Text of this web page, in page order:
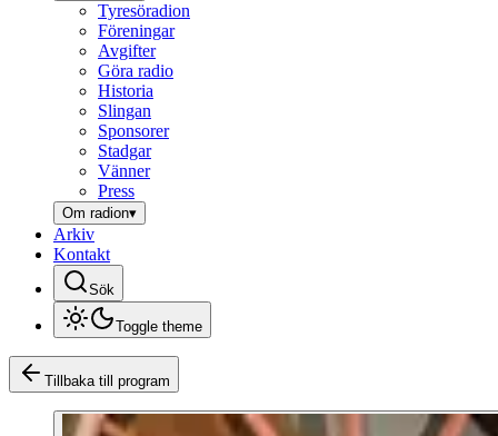
Tyresöradion
Föreningar
Avgifter
Göra radio
Historia
Slingan
Sponsorer
Stadgar
Vänner
Press
Om radion▾
Arkiv
Kontakt
Sök
Toggle theme
Tillbaka till program